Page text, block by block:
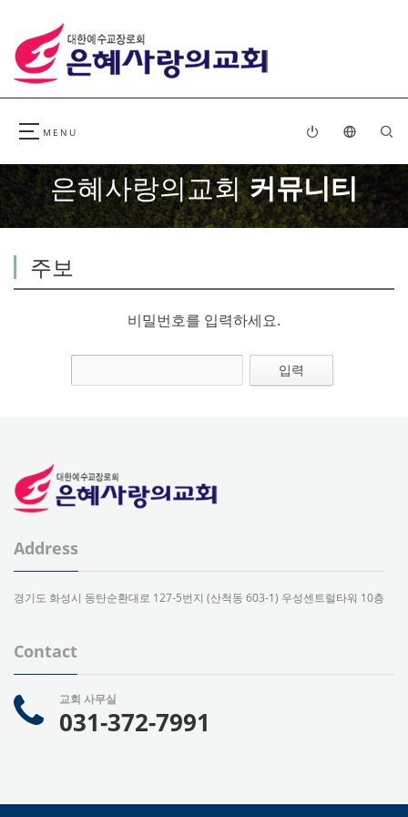
은혜사랑의교회커뮤니티
주보
비밀번호를 입력하세요.
Address
경기도 화성시 동탄순환대로 127-5번지 (산척동 603-1) 우성센트럴타워 10층
Contact
교회 사무실
031-372-7991